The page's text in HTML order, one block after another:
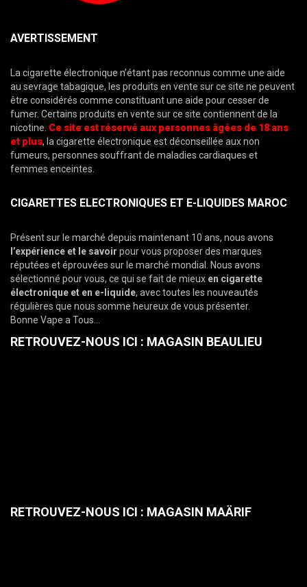
AVERTISSEMENT
La cigarette électronique n’étant pas reconnus comme une aide
au sevrage tabagique, les produits en vente sur ce site ne peuvent
être considérés comme constituant une aide pour cesser de
fumer. Certains produits en vente sur ce site contiennent de la
nicotine. Ce site est réservé aux personnes âgées de 18 ans
et plus, la cigarette électronique est déconseillée aux non
fumeurs, personnes souffrant de maladies cardiaques et
femmes enceintes.
CIGARETTES ELECTRONIQUES ET E-LIQUIDES MAROC
Présent sur le marché depuis maintenant 10 ans, nous avons
l’expérience et le savoir pour vous proposer des marques
réputées et éprouvées sur le marché mondial. Nous avons
sélectionné pour vous, ce qui se fait de mieux en cigarette
électronique et en e-liquide, avec toutes les nouveautés
régulières que nous somme heureux de vous présenter.
Bonne Vape a Tous…
RETROUVEZ-NOUS ICI : MAGASIN BEAULIEU
RETROUVEZ-NOUS ICI : MAGASIN MAÄRIF